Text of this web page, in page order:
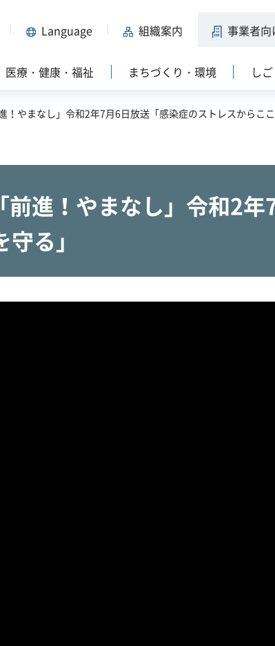
Language 組織案内 事業者向
医療・健康・福祉 まちづくり・環境 し
！やまなし」令和2年7月6日放送「感染症のストレスからここ
前進！やまなし」令和2
る」